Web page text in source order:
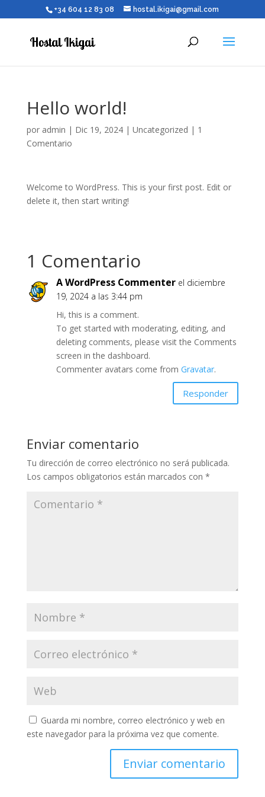
+34 604 12 83 08 hostal.ikigai@gmail.com
Hello world!
por admin | Dic 19, 2024| Uncategorized | 1
Comentario
Welcome to WordPress. This is your first post. Edit or
delete it, then start writing!
1 Comentario
A WordPress Commenter el diciembre
19, 2024 a las 3:44 pm
Hi, this is a comment.
To get started with moderating, editing, and
deleting comments, please visit the Comments
screen in the dashboard.
Commenter avatars come from Gravatar.
Responder
Enviar comentario
Tu dirección de correo electrónico no será publicada.
Los campos obligatorios están marcados con *
Guarda mi nombre, correo electrónico y web en
este navegador para la próxima vez que comente.